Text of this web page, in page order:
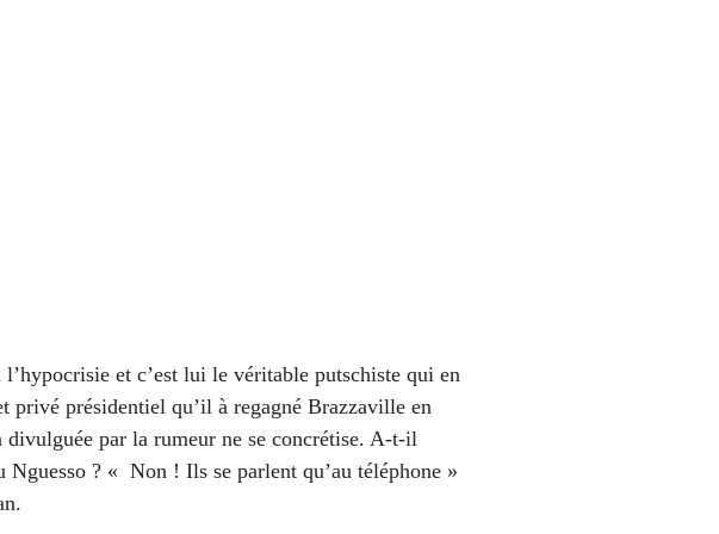
et c’est lui le véritable putschiste qui en
privé présidentiel qu’il à regagné Brazzaville en
divulguée par la rumeur ne se concrétise. A-t-il
Nguesso ? « Non ! Ils se parlent qu’au téléphone »